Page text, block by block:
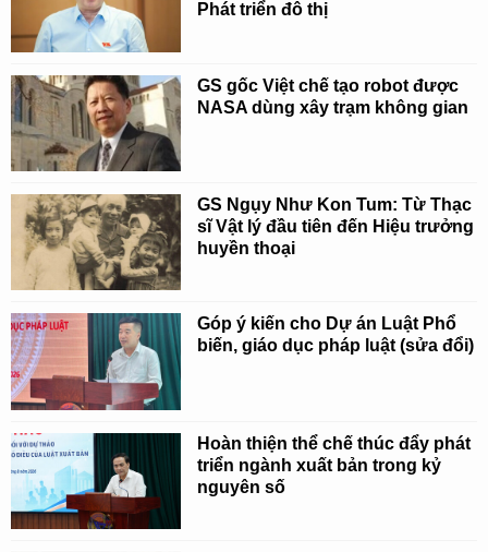
Phát triển đô thị
GS gốc Việt chế tạo robot được
NASA dùng xây trạm không gian
GS Ngụy Như Kon Tum: Từ Thạc
sĩ Vật lý đầu tiên đến Hiệu trưởng
huyền thoại
Góp ý kiến cho Dự án Luật Phổ
biến, giáo dục pháp luật (sửa đổi)
Hoàn thiện thể chế thúc đẩy phát
triển ngành xuất bản trong kỷ
nguyên số